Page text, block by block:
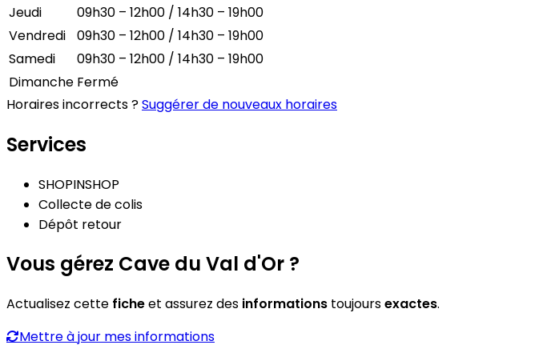
Jeudi
09h30 – 12h00 / 14h30 – 19h00
Vendredi
09h30 – 12h00 / 14h30 – 19h00
Samedi
09h30 – 12h00 / 14h30 – 19h00
Dimanche Fermé
Horaires incorrects ?Suggérer de nouveaux horaires
Services
SHOPINSHOP
Collecte de colis
Dépôt retour
Vous gérez Cave du Val d'Or ?
Actualisez cette ficheet assurez des informations toujoursexactes.
Mettre à jour mes informations